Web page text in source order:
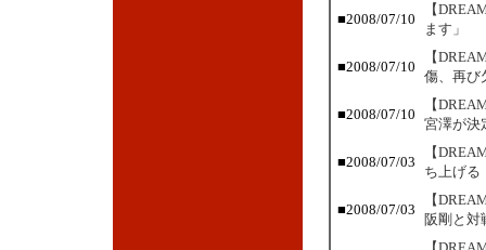
■2008/07/10
【
ます」
■2008/07/10
【
傷、再
■2008/07/10
【
宮澤が決
■2008/07/03
【
ち上げる
■2008/07/03
【
阪剛と対